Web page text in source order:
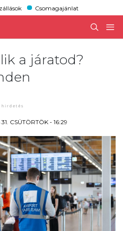
Csomagajánlat
a járatod?
CSÜTÖRTÖK - 16:29